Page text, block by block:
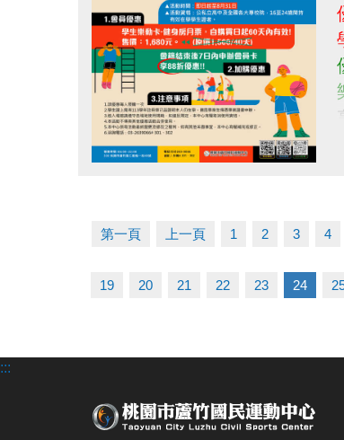
第一頁 上一頁 1 2 3 4
19 20 21 22 23 24
:::